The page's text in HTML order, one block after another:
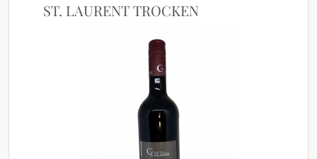
ST. LAURENT TROCKEN